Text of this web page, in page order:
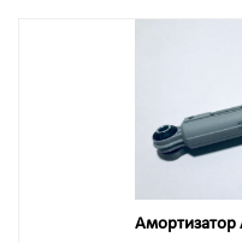
Амортизатор